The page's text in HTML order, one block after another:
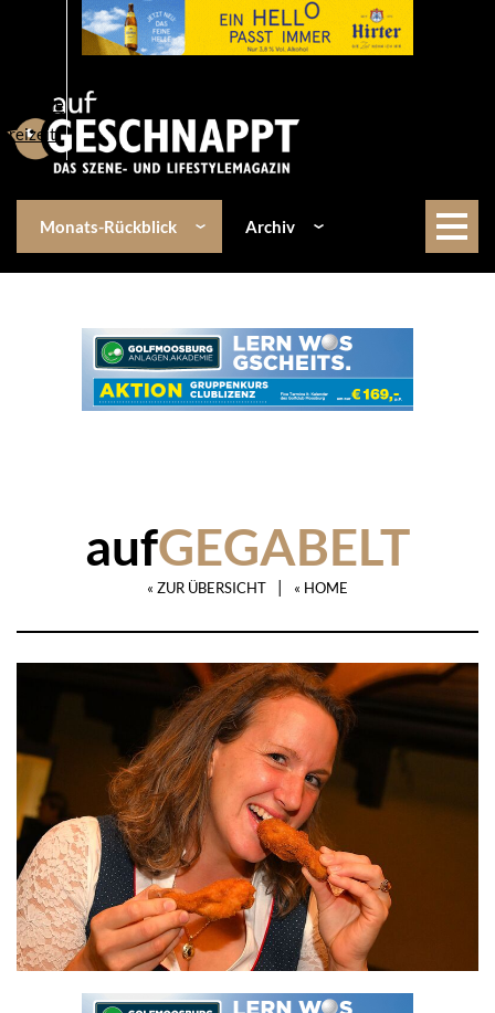
Lifestyle
Freizeit
Monats-Rückblick Archiv
aufGEGABELT
« ZUR ÜBERSICHT | « HOME